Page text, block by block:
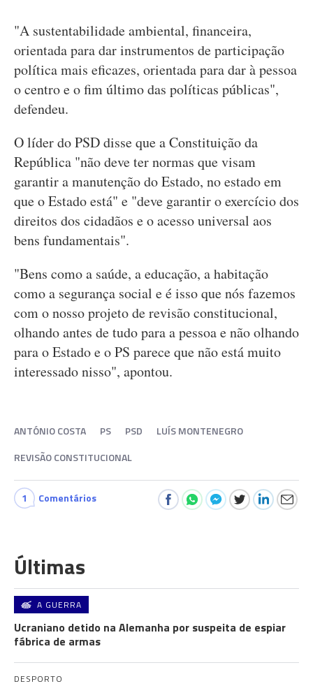
"A sustentabilidade ambiental, financeira,
orientada para dar instrumentos de participação
política mais eficazes, orientada para dar à pessoa
o centro e o fim último das políticas públicas",
defendeu.
O líder do PSD disse que a Constituição da
República "não deve ter normas que visam
garantir a manutenção do Estado, no estado em
que o Estado está" e "deve garantir o exercício dos
direitos dos cidadãos e o acesso universal aos
bens fundamentais".
"Bens como a saúde, a educação, a habitação
como a segurança social e é isso que nós fazemos
com o nosso projeto de revisão constitucional,
olhando antes de tudo para a pessoa e não olhando
para o Estado e o PS parece que não está muito
interessado nisso", apontou.
ANTÓNIO COSTA PS PSD
LUÍS MONTENEGRO
REVISÃO CONSTITUCIONAL
1 Comentários
Últimas
A GUERRA
Ucraniano detido na Alemanha por suspeita de espiar
fábrica de armas
DESPORTO